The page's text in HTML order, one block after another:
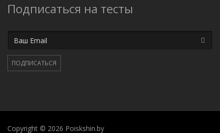
Подписаться на тесты
ПОДПИСАТЬСЯ
Copyright © 2026 Poiskshin.by